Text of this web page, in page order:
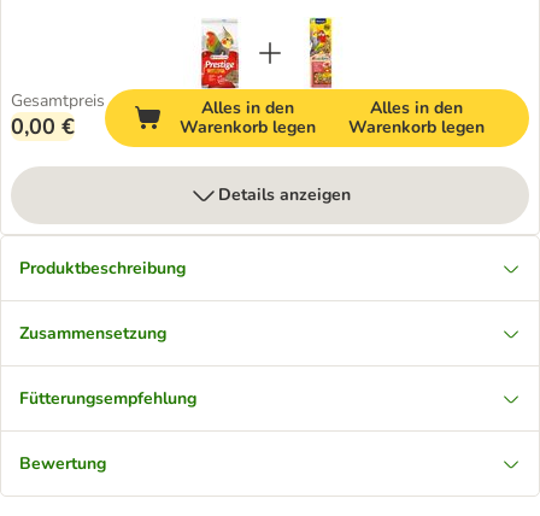
Gesamtpreis
0,00 €
Alles in den
Warenkorb legen
Alles in den
Warenkorb legen
Details anzeigen
Produktbeschreibung
Zusammensetzung
Fütterungsempfehlung
Bewertung